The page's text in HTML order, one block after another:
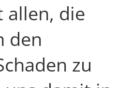
allen, die
den
zu